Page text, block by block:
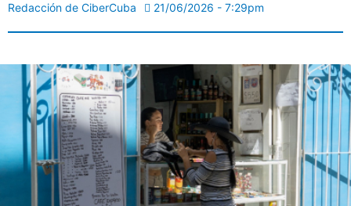
Redacción de CiberCuba 21/06/2026 - 7:29pm